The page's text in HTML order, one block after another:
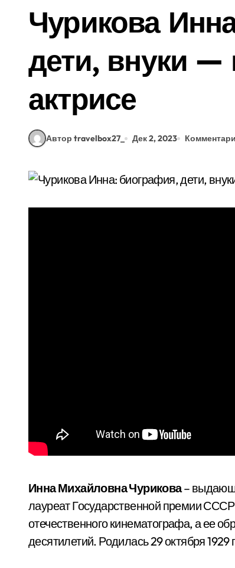
Чурикова
дети, внуки —
актрисе
Автор travelbox27_ Дек 2, 2023
Инна Михайловна Чурикова–
лауреат Государственной премии
отечественного кинематографа, а ее
десятилетий. Родилась 29 октября 1929